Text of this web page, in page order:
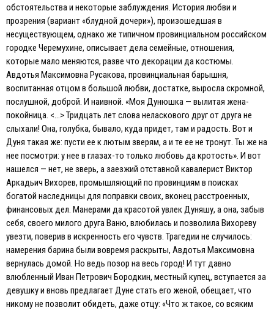
обстоятельства и некоторые заблуждения. История любви и
прозрения (вариант «блудной дочери»), произошедшая в
несуществующем, однако же типичном провинциальном российском
городке Черемухине, описывает дела семейные, отношения,
которые мало меняются, разве что декорации да костюмы.
Авдотья Максимовна Русакова, провинциальная барышня,
воспитанная отцом в большой любви, достатке, выросла скромной,
послушной, доброй. И наивной. «Моя Дунюшка — вылитая жена-
покойница. <…> Тридцать лет слова неласкового друг от друга не
слыхали! Она, голубка, бывало, куда придет, там и радость. Вот и
Дуня такая же: пусти ее к лютым зверям, а и те ее не тронут. Ты же на
нее посмотри: у нее в глазах-то только любовь да кротость». И вот
нашелся — нет, не зверь, а заезжий отставной кавалерист Виктор
Аркадьич Вихорев, промышляющий по провинциям в поисках
богатой наследницы для поправки своих, вконец расстроенных,
финансовых дел. Манерами да красотой увлек Дуняшу, а она, забыв
себя, своего милого друга Ваню, влюбилась и позволила Вихореву
увезти, поверив в искренность его чувств. Трагедии не случилось:
намерения барина были вовремя раскрыты, Авдотья Максимовна
вернулась домой. Но ведь позор на весь город! И тут давно
влюбленный Иван Петрович Бородкин, местный купец, вступается за
девушку и вновь предлагает Дуне стать его женой, обещает, что
никому не позволит обидеть, даже отцу: «Что ж такое, со всяким